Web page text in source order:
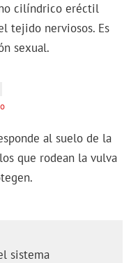
cilíndrico eréctil
tejido nerviosos. Es
sexual.
al suelo de la
que rodean la vulva
sistema